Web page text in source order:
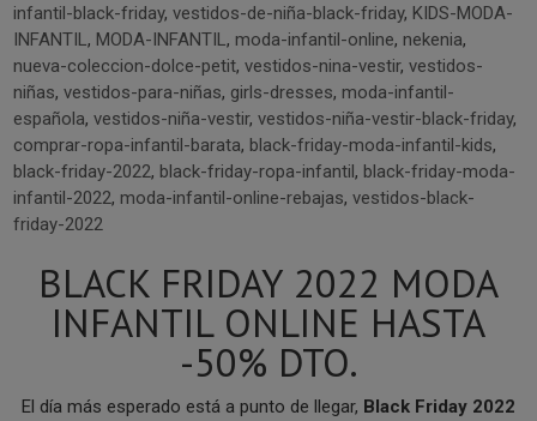
infantil-black-friday, vestidos-de-niña-black-friday, KIDS-MODA-
INFANTIL, MODA-INFANTIL, moda-infantil-online, nekenia,
nueva-coleccion-dolce-petit, vestidos-nina-vestir, vestidos-
niñas, vestidos-para-niñas, girls-dresses, moda-infantil-
española, vestidos-niña-vestir, vestidos-niña-vestir-black-friday,
comprar-ropa-infantil-barata, black-friday-moda-infantil-kids,
black-friday-2022, black-friday-ropa-infantil, black-friday-moda-
infantil-2022, moda-infantil-online-rebajas, vestidos-black-
friday-2022
BLACK FRIDAY 2022 MODA
INFANTIL ONLINE HASTA
-50% DTO.
El día más esperado está a punto de llegar, Black Friday 2022